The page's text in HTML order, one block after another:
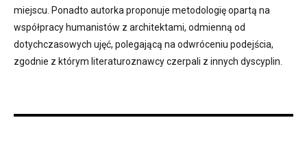
miejscu. Ponadto autorka proponuje metodologię opartą na
współpracy humanistów z architektami, odmienną od
dotychczasowych ujęć, polegającą na odwróceniu podejścia,
zgodnie z którym literaturoznawcy czerpali z innych dyscyplin.